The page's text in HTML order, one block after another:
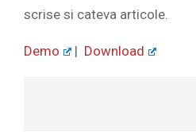
scrise si cateva articole.
Demo | Download